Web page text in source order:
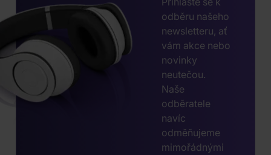
odběru našeho
newsletteru, ať
vám akce nebo
novinky
neutečou.
Naše
odběratele
navíc
odměňujeme
mimořádnými